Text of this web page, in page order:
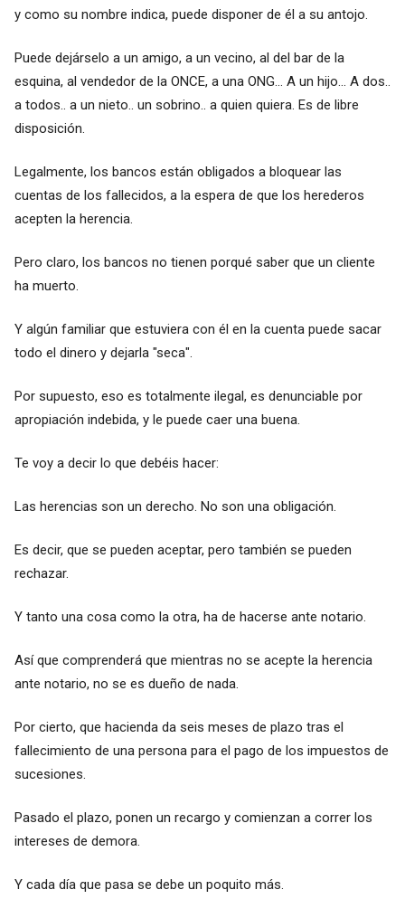
y como su nombre indica, puede disponer de él a su antojo.
Puede dejárselo a un amigo, a un vecino, al del bar de la
esquina, al vendedor de la ONCE, a una ONG... A un hijo... A dos..
a todos.. a un nieto.. un sobrino.. a quien quiera. Es de libre
disposición.
Legalmente, los bancos están obligados a bloquear las
cuentas de los fallecidos, a la espera de que los herederos
acepten la herencia.
Pero claro, los bancos no tienen porqué saber que un cliente
ha muerto.
Y algún familiar que estuviera con él en la cuenta puede sacar
todo el dinero y dejarla "seca".
Por supuesto, eso es totalmente ilegal, es denunciable por
apropiación indebida, y le puede caer una buena.
Te voy a decir lo que debéis hacer:
Las herencias son un derecho. No son una obligación.
Es decir, que se pueden aceptar, pero también se pueden
rechazar.
Y tanto una cosa como la otra, ha de hacerse ante notario.
Así que comprenderá que mientras no se acepte la herencia
ante notario, no se es dueño de nada.
Por cierto, que hacienda da seis meses de plazo tras el
fallecimiento de una persona para el pago de los impuestos de
sucesiones.
Pasado el plazo, ponen un recargo y comienzan a correr los
intereses de demora.
Y cada día que pasa se debe un poquito más.